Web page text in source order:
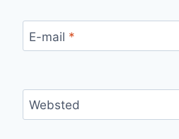
E-mail *
Websted